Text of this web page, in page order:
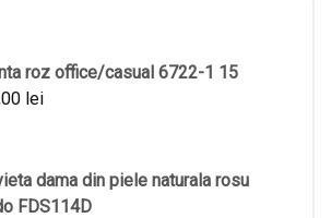
roz office/casual 6722-1 15
lei
dama din piele naturala rosu
FDS114D